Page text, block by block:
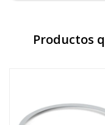
Productos